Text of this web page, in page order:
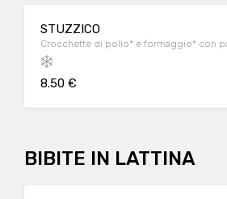
STUZZICO
Crocchette di pollo* e formaggio* con
8.50 €
BIBITE IN LATTINA